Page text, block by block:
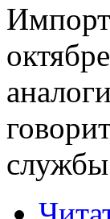
Импорт